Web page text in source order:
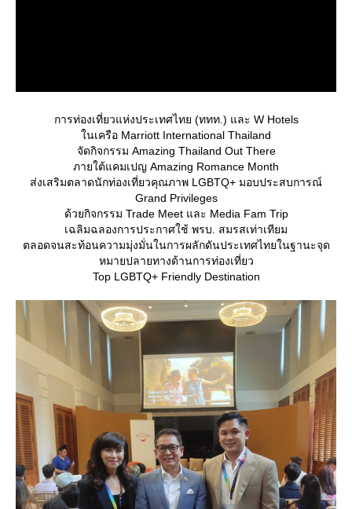
การท่องเที่ยวแห่งประเทศไทย (ททท.) และ W Hotels
นเครือ Marriott International Thailand
จัดกิจกรรม Amazing Thailand Out There
ภายใต้แคมเปญ Amazing Romance Month
ส่งเสริมตลาดนักท่องเที่ยวคุณภาพ LGBTQ+ มอบประสบการณ์
Grand Privileges
ด้วยกิจกรรม Trade Meet และ Media Fam Trip
เฉลิมฉลองการประกาศใช้ พรบ. สมรสเท่าเทียม
ตลอดจนสะท้อนความมุ่งมั่นในการผลักดันประเทศไทยในฐานะจุด
หมายปลายทางด้านการท่องเที่ยว
Top LGBTQ+ Friendly Destination